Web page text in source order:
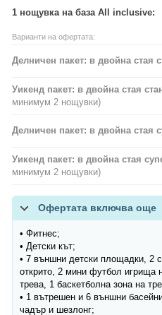
1 нощувка на база All inclusive:
Варианти на офертата:
Делничен пакет: в двойна стая
Уикенд пакет: в двойна стая
минимум 2 нощувки)
Делничен пакет: в двойна стая
Уикенд пакет: в двойна стая
минимум 2 нощувки)
Офертата включва още
• Фитнес;
• Детски кът;
• 7 външни детски площадки, 2
открито, 2 мини футбол игрища
трева, 1 баскетболна зона на
• 1 вътрешен и 6 външни
чадър и шезлонг;